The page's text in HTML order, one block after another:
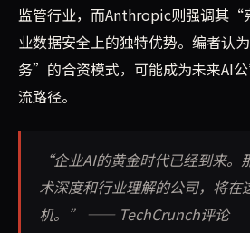
监管行业，而Anthropic则强调其“
业数据安全上的独特优势。编者认
务”的合资模式，可能成为未来AI
流路径。
“企业AI的黄金时代已经到来。
术深度和行业理解的公司，将在
机。” —— TechCrunch评论